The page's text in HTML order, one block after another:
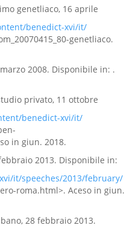
genetliaco, 16 aprile
benedict-xvi/it/
genetliaco.
marzo 2008. Disponibile in: .
privato, 11 ottobre
benedict-xvi/it/
in giun. 2018.
febbraio 2013. Disponibile in:
it/speeches/2013/february/
roma.html>. Aceso in giun.
28 febbraio 2013.